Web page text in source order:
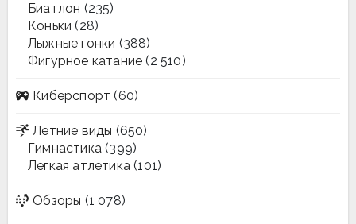
Биатлон (235)
Коньки (28)
Лыжные гонки (388)
Фигурное катание (2 510)
Киберспорт (60)
Летние виды (650)
Гимнастика (399)
Легкая атлетика (101)
Обзоры (1 078)